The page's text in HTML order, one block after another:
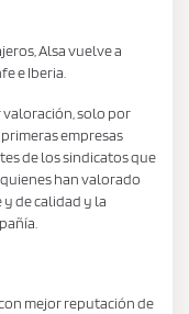
Alsa vuelve a
e Iberia.
valoración, solo por
empresas
de los sindicatos que
han valorado
de calidad y la
mejor reputación de